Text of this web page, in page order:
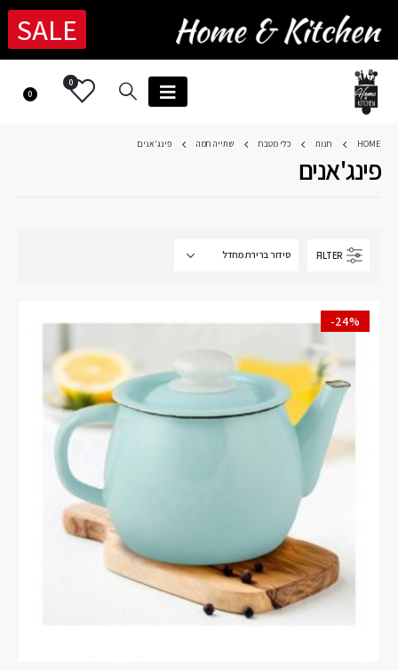
SALE
0
0
HOME חנות כלי מטבח שתייה חמה פינג'אנים
פינג'אנים
FILTER
-24%